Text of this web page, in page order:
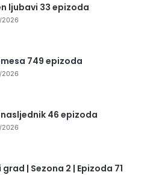
ljubavi 33 epizoda
749 epizoda
46 epizoda
grad | Sezona 2 | Epizoda 71